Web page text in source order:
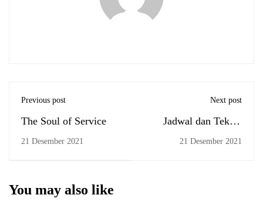
Previous post
The Soul of Service
21 Desember 2021
Next post
Jadwal dan Teknis
Ujian Komprehensif
21 Desember 2021
You may also like